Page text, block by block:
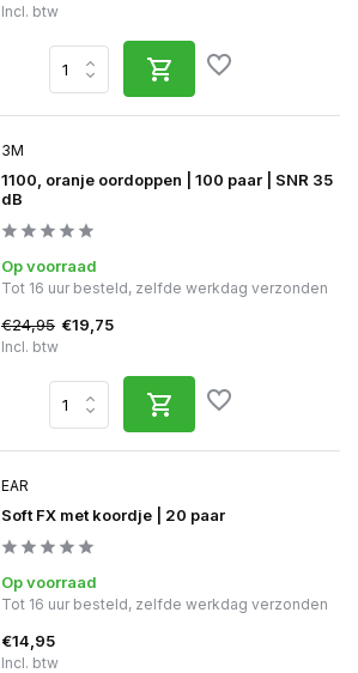
Incl. btw
3M
1100, oranje oordoppen | 100 paar | SNR 35
dB
Op voorraad
Tot 16 uur besteld, zelfde werkdag verzonden
€24,95 €19,75
Incl. btw
EAR
Soft FX met koordje | 20 paar
Op voorraad
Tot 16 uur besteld, zelfde werkdag verzonden
€14,95
Incl. btw